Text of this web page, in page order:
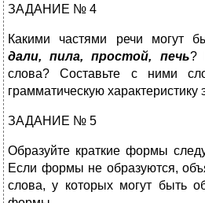
ЗАДАНИЕ № 4
Какими частями речи могут
дали, пила, простой, печь?
слова? Составьте с ними
грамматическую характеристику
ЗАДАНИЕ № 5
Образуйте краткие формы
Если формы не образуются,
слова, у которых могут быть